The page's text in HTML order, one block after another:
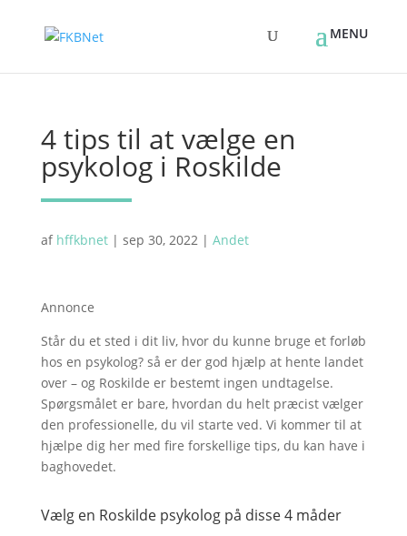
4 tips til at vælge en
psykolog i Roskilde
af hffkbnet| sep 30, 2022| Andet
Annonce
Står du et sted i dit liv, hvor du kunne bruge et forløb
hos en psykolog? så er der god hjælp at hente landet
over – og Roskilde er bestemt ingen undtagelse.
Spørgsmålet er bare, hvordan du helt præcist vælger
den professionelle, du vil starte ved. Vi kommer til at
hjælpe dig her med fire forskellige tips, du kan have i
baghovedet.
Vælg en Roskilde psykolog på disse 4 måder